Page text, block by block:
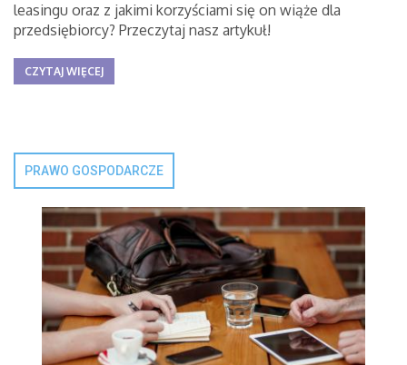
leasingu oraz z jakimi korzyściami się on wiąże dla
przedsiębiorcy? Przeczytaj nasz artykuł!
CZYTAJ WIĘCEJ
PRAWO GOSPODARCZE